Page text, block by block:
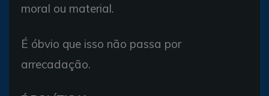
moral ou material.
É óbvio que isso não passa por
arrecadação.